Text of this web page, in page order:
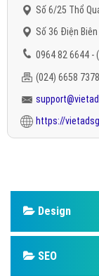
Số 6/25 Thổ
Số 36 Điện Biên
0964 82 6644 -
(024) 6658 7378
https://